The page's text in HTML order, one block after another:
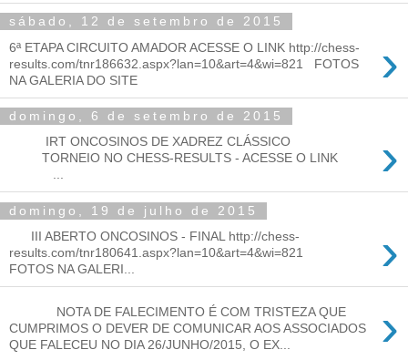
sábado, 12 de setembro de 2015
›
6ª ETAPA CIRCUITO AMADOR ACESSE O LINK http://chess-
results.com/tnr186632.aspx?lan=10&art=4&wi=821 FOTOS
NA GALERIA DO SITE
domingo, 6 de setembro de 2015
›
IRT ONCOSINOS DE XADREZ CLÁSSICO
TORNEIO NO CHESS-RESULTS - ACESSE O LINK
domingo, 19 de julho de 2015
›
III ABERTO ONCOSINOS - FINAL http://chess-
results.com/tnr180641.aspx?lan=10&art=4&wi=821
FOTOS NA GALERI...
›
NOTA DE FALECIMENTO É COM TRISTEZA QUE
CUMPRIMOS O DEVER DE COMUNICAR AOS ASSOCIADOS
QUE FALECEU NO DIA 26/JUNHO/2015, O EX...